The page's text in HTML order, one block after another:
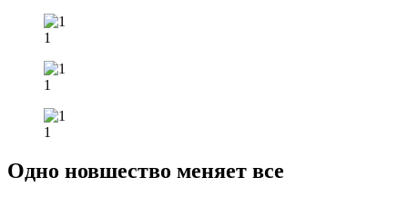
1
1
1
Одно новшество меняет все